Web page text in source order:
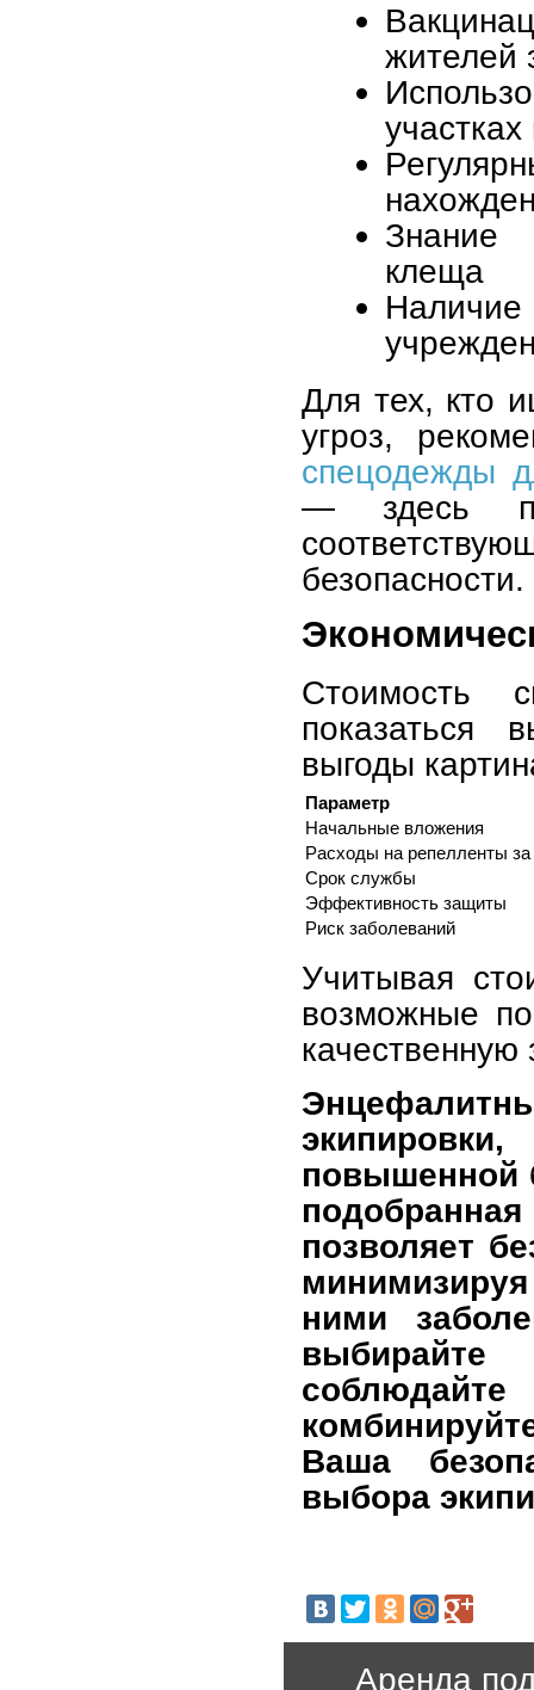
жителей
Знание
клеща
Для тех, кто
угроз,
спецодежды
— здесь
безопасности.
Стоимость
показаться
выгоды
Параметр
Начальные вложения
Расходы на репелленты за
Срок службы
Эффективность защиты
Риск заболеваний
Учитывая
возможные
повышенной
позволяет
ними
Ваша
выбора
Аренда